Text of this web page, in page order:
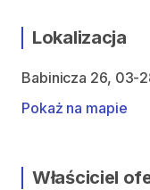
Lokalizacja
Babinicza 26, 03-
Pokaż na mapie
Właściciel